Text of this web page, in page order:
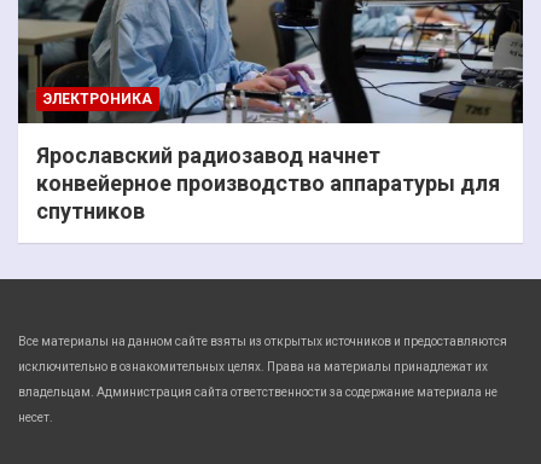
ЭЛЕКТРОНИКА
Ярославский радиозавод начнет
конвейерное производство аппаратуры для
спутников
Все материалы на данном сайте взяты из открытых источников и предоставляются
исключительно в ознакомительных целях. Права на материалы принадлежат их
владельцам. Администрация сайта ответственности за содержание материала не
несет.